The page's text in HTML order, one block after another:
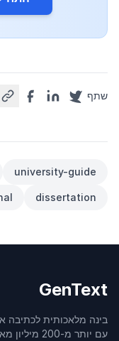
שתף
university-guide
dissertation
GenText
בינה מלאכותית לכתיבה
עם יותר מ-